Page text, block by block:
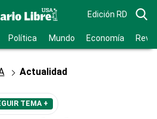
Edición RD
Política Mundo Economía
Actualidad
TEMA +